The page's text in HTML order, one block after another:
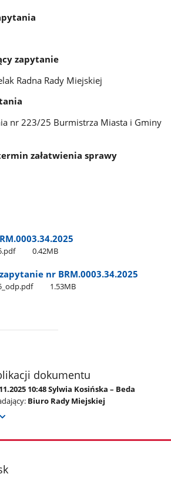
zapytanie
Radna Rady Miejskiej
nr 223/25 Burmistrza Miasta i Gminy
załatwienia sprawy
0.42MB
nr BRM.0003.34.2025
1.53MB
dokumentu
10:48 Sylwia Kosińska – Beda
Biuro Rady Miejskiej